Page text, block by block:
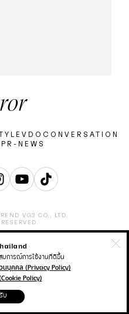
VDO CONVERSATION
PR-NEWS
VG3 CO., LTD.
TERMS & CONDITION
POLICY
MONEY
PLUS
บการณ์การใช้งานที่ดีขึ้น
นบุคคล (Privacy Policy)
Policy)
บ